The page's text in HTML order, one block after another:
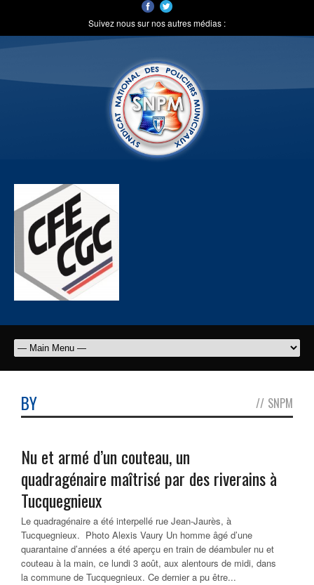
Suivez nous sur nos autres médias :
BY // SNPM
Nu et armé d’un couteau, un
quadragénaire maîtrisé par des riverains à
Tucquegnieux
Le quadragénaire a été interpellé rue Jean-Jaurès, à
Tucquegnieux. Photo Alexis Vaury Un homme âgé d’une
quarantaine d’années a été aperçu en train de déambuler nu et
couteau à la main, ce lundi 3 août, aux alentours de midi, dans
la commune de Tucquegnieux. Ce dernier a pu être...